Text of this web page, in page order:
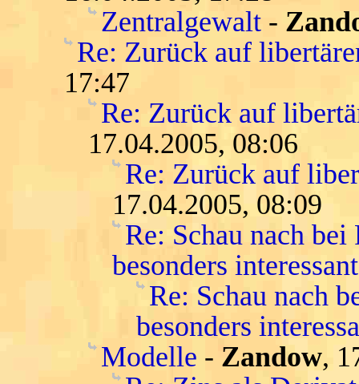
Zentralgewalt -
Re: Zurück auf
17:47
Re: Zurück auf
17.04.2005, 08:06
Re: Zurück auf
17.04.2005, 08:09
Re: Schau nach
besonders interessant
Re: Schau nach
besonders
Modelle - Zandow,